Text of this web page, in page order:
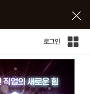
로그인
인